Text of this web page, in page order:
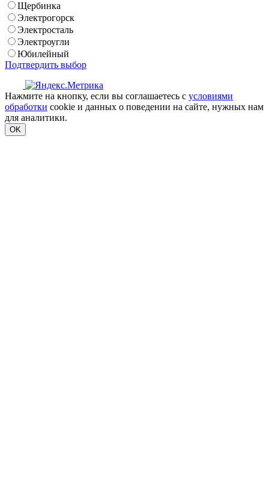
Щербинка
Электрогорск
Электросталь
Электроугли
Юбилейный
Подтвердить выбор
Нажмите на кнопку, если вы соглашаетесь с условиями
обработки cookie и данных о поведении на сайте, нужных нам
для аналитики.
OK